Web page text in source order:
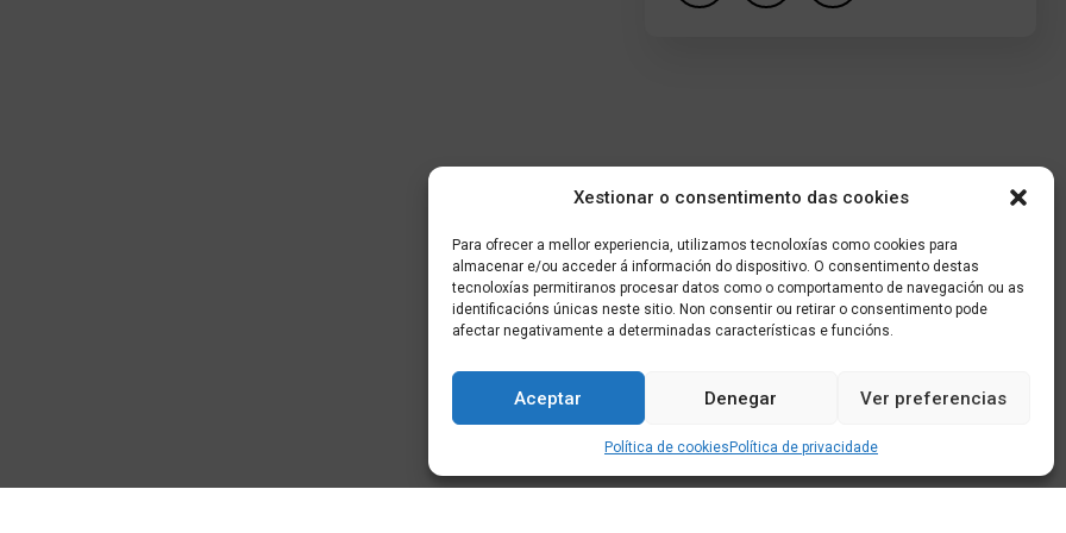
Xestionar o consentimento das cookies
Para ofrecer a mellor experiencia, utilizamos tecnoloxías como cookies para
almacenar e/ou acceder á información do dispositivo. O consentimento destas
tecnoloxías permitiranos procesar datos como o comportamento de navegación ou as
identificacións únicas neste sitio. Non consentir ou retirar o consentimento pode
afectar negativamente a determinadas características e funcións.
Aceptar Denegar Ver preferencias
Política de cookies Política de privacidade